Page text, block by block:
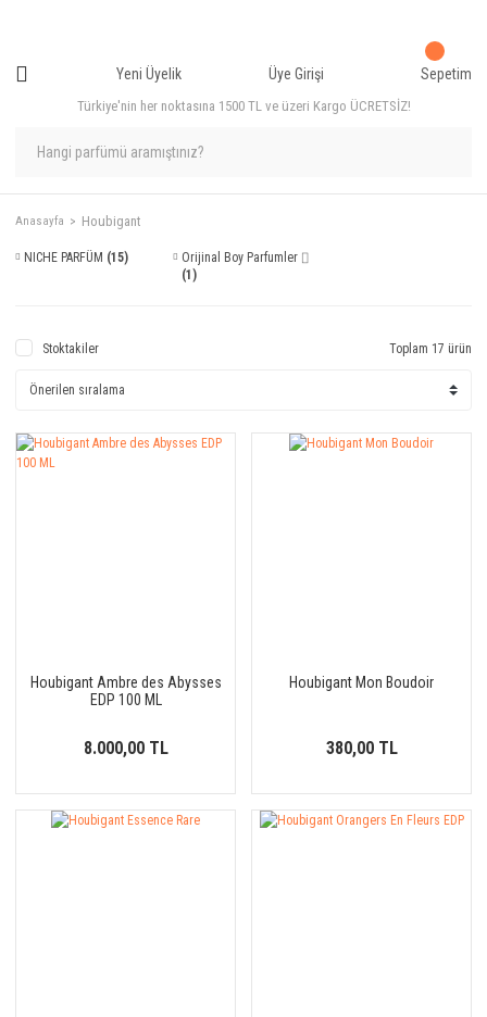
Türkiye'nin her noktasına 1500 TL ve üzeri Kargo ÜCRETSİZ!
Yeni Üyelik Üye Girişi Sepetim
Anasayfa Houbigant
NICHE PARFÜM (15)
Orijinal Boy Parfumler ⌷
(1)
Stoktakiler Toplam 17 ürün
Houbigant Ambre des Abysses
EDP 100 ML
8.000,00 TL
Houbigant Mon Boudoir
380,00 TL